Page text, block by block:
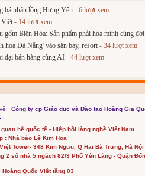
bá nhãn lồng Hưng Yên - 6 lượt xem
Việt - 14 lượt xem
gốm Biên Hòa: Sản phẩm phải hòa mình cùng
hoa Đà Nẵng' vào sân bay, resort - 34 lượt xem
đại bán hàng cùng AI - 44 lượt xem
Công ty cp Giáo dục và Đào tạo Hoàng Gia
quan hệ quốc tế - Hiệp hội làng nghề Việt Nam
: Nhà báo Lê Kim Hoa
Tower- 348 Kim Ngưu, Q Hai Bà Trưng, Hà Nội
2 số nhà 5 ngách 82/3 Phố Yên Lãng - Quận
Hoàng Quốc Việt tầng 03